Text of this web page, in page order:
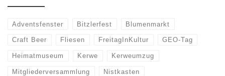
Adventsfenster Bitzlerfest Blumenmarkt
Craft Beer Fliesen FreitagInKultur GEO-Tag
Heimatmuseum Kerwe Kerweumzug
Mitgliederversammlung Nistkasten